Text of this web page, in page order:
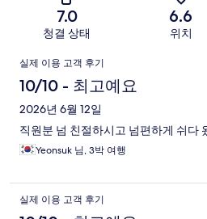
7.0
청결 상태
6.6
위치
이
용
후
기
실제 이용 고객 후기
10/10 - 최고예요
2026년 6월 12일
직원분 넘 친절하시고 넘편하게 쉬다
Yeonsuk 님, 3박 여행
실제 이용 고객 후기